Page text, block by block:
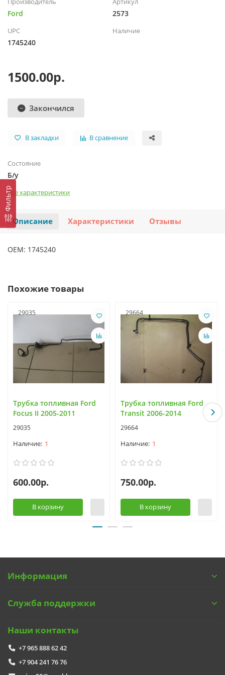
Фильтр
Ford 2573
UPC
1745240
Наличие
1500.00р.
Закончился
В закладки В сравнение
Состояние
Б/у
Все характеристики
Описание Характеристики Отзывы
OEM: 1745240
Похожие товары
29035
Трубка топливная Ford
Focus II 2005-2011
29035
1
600.00р.
В корзину
29664
Трубка топливная Ford
Transit 2006-2014
29664
1
750.00р.
В корзину
Информация
Служба поддержки
Наши контакты
+7 965 888 62 42
+7 904 241 76 76